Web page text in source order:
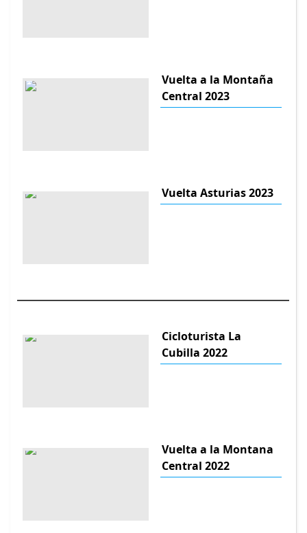
Vuelta a la Montaña
Central 2023
Vuelta Asturias 2023
Cicloturista La
Cubilla 2022
Vuelta a la Montana
Central 2022